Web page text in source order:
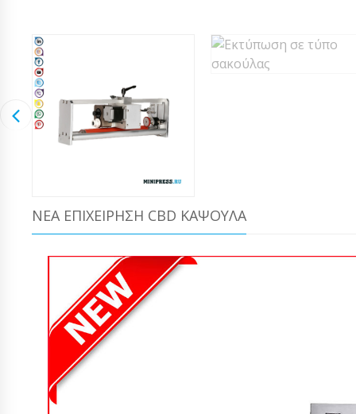
ΝΈΑ ΕΠΙΧΕΊΡΗΣΗ CBD ΚΆΨΟΥΛΑ